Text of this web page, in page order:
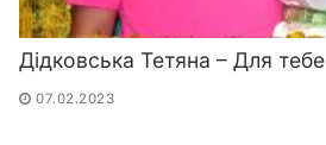
Дідковська Тетяна – Для тебе
07.02.2023